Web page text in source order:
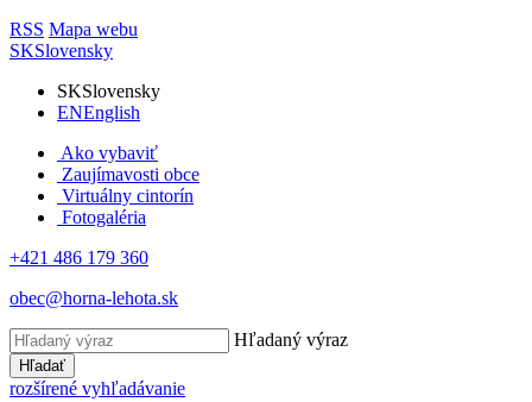
RSS Mapa webu
SKSlovensky
SKSlovensky
ENEnglish
Ako vybaviť
Zaujímavosti obce
Virtuálny cintorín
Fotogaléria
+421 486 179 360
obec@horna-lehota.sk
Hľadaný výraz
Hľadať
rozšírené vyhľadávanie